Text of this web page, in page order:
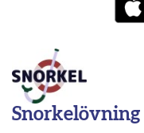
Snorkelövning